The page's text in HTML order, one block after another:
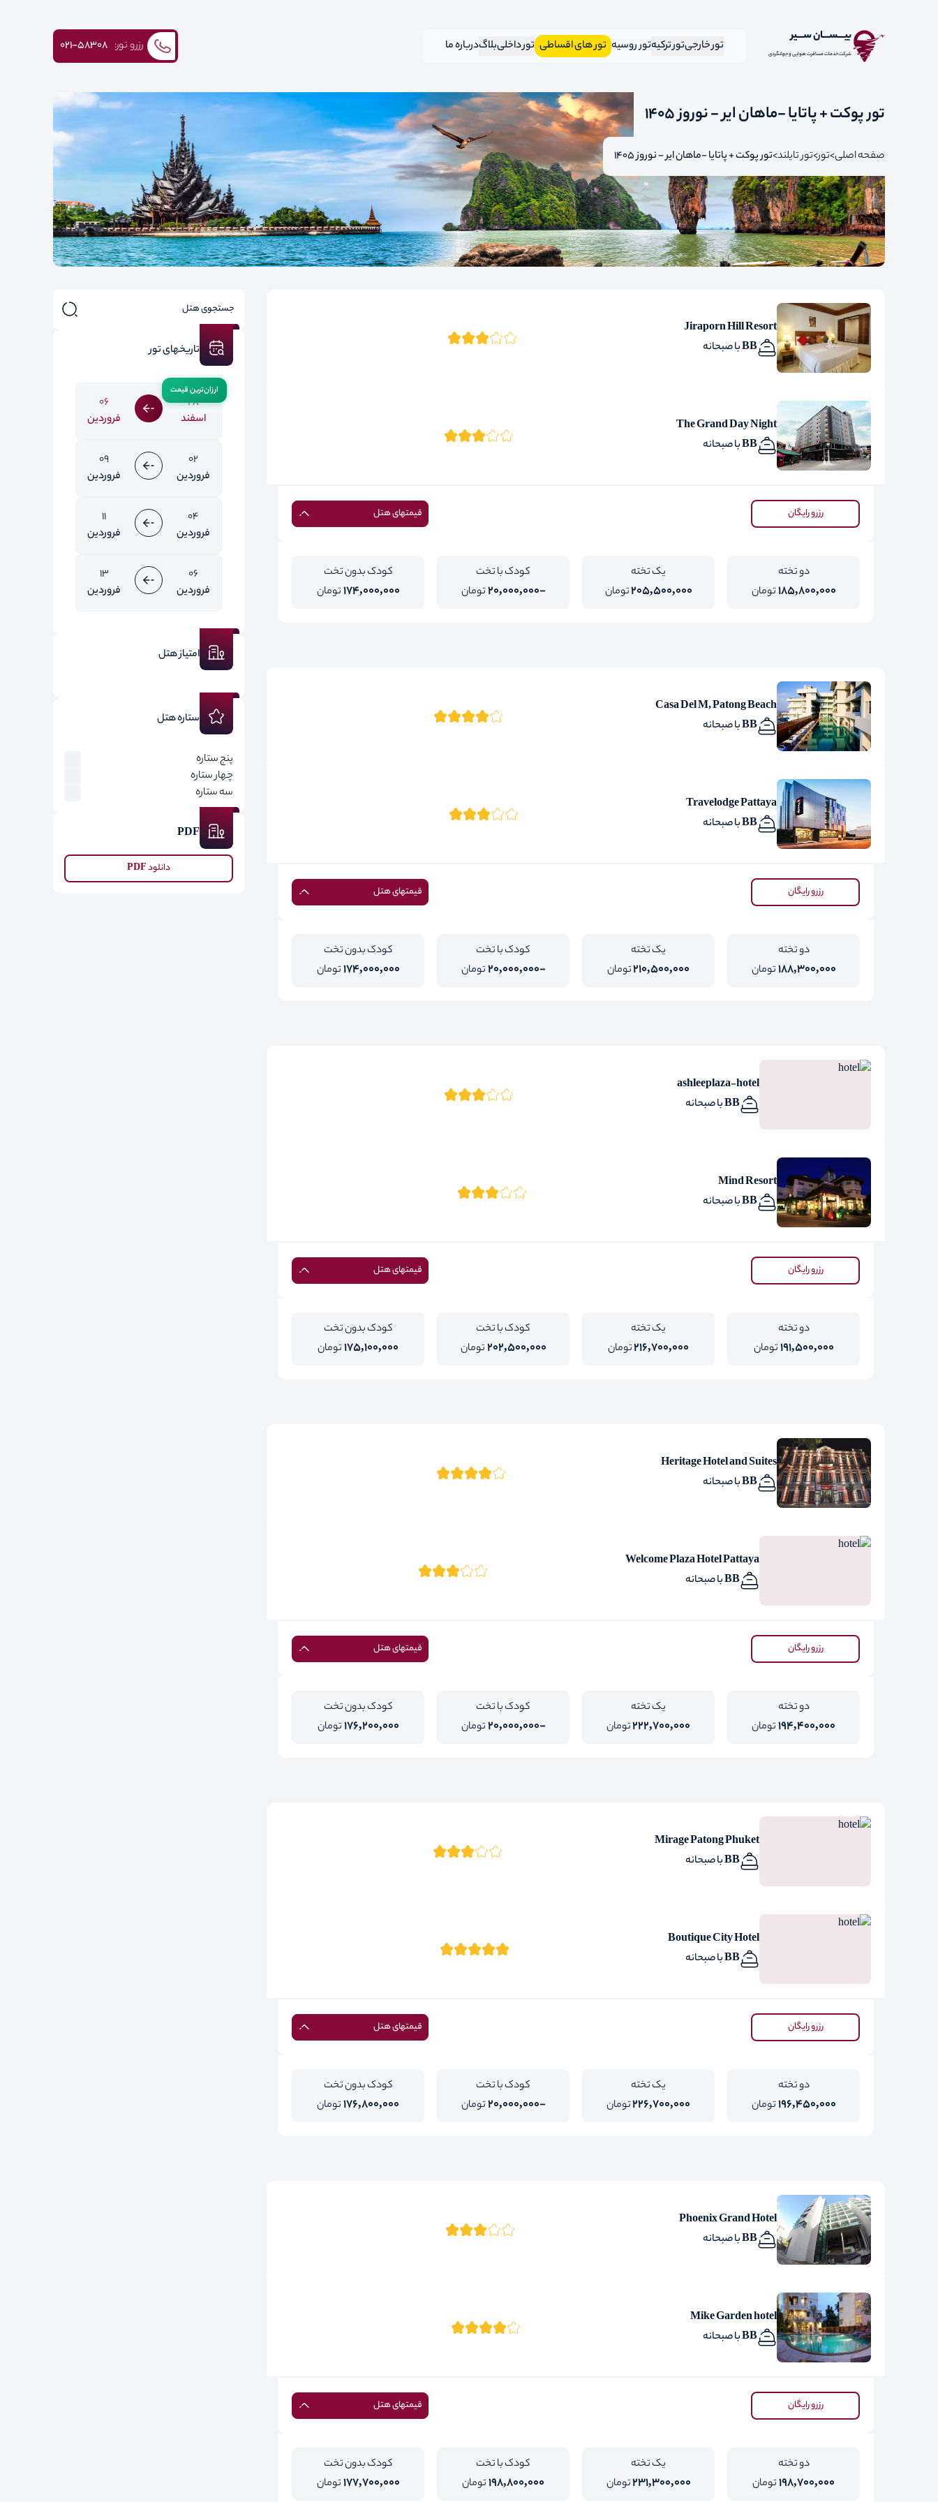
بیـــســـان ســـیر
شرکت خدمات مسافرت هوایی و جهانگردی تور خارجی تور ترکیهتور روسیه تور های اقساطی تور داخلیبلاگدرباره ما رزرو تور: ۰۲۱-58308
تور پوکت + پاتایا -ماهان ایر - نوروز 1405
صفحه اصلی تور تور تایلند تور پوکت + پاتایا -ماهان ایر - نوروز 1405
Jiraporn Hill Resort
BB با صبحانه
The Grand Day Night
BB با صبحانه
رزرو رایگان قیمتهای هتل
دو تخته
185,800,000تومان
یک تخته
205,500,000تومان
کودک با تخت
-20,000,000 تومان
کودک بدون تخت
174,000,000تومان
Casa Del M, Patong Beach
BB با صبحانه
Travelodge Pattaya
BB با صبحانه
رزرو رایگان قیمتهای هتل
دو تخته
188,300,000تومان
یک تخته
210,500,000تومان
کودک با تخت
-20,000,000 تومان
کودک بدون تخت
174,000,000تومان
ashleeplaza-hotel
BB با صبحانه
Mind Resort
BB با صبحانه
رزرو رایگان قیمتهای هتل
دو تخته
191,500,000تومان
یک تخته
216,700,000تومان
کودک با تخت
202,500,000تومان
کودک بدون تخت
175,100,000تومان
Heritage Hotel and Suites
BB با صبحانه
Welcome Plaza Hotel Pattaya
BB با صبحانه
رزرو رایگان قیمتهای هتل
دو تخته
194,400,000تومان
یک تخته
222,700,000تومان
کودک با تخت
-20,000,000 تومان
کودک بدون تخت
176,200,000تومان
Mirage Patong Phuket
BB با صبحانه
Boutique City Hotel
BB با صبحانه
رزرو رایگان قیمتهای هتل
دو تخته
196,450,000تومان
یک تخته
226,700,000تومان
کودک با تخت
-20,000,000 تومان
کودک بدون تخت
176,800,000تومان
Phoenix Grand Hotel
BB با صبحانه
Mike Garden hotel
BB با صبحانه
رزرو رایگان قیمتهای هتل
دو تخته
198,700,000تومان
یک تخته
231,300,000تومان
کودک با تخت
198,800,000تومان
کودک بدون تخت
177,700,000تومان
تاریخهای تور
28
اسفند
06
فروردین
02
فروردین
09
فروردین
04
فروردین
11
فروردین
06
فروردین
13
فروردین
امتیاز هتل
ستاره هتل
پنج ستاره
چهار ستاره
سه ستاره
PDF
دانلود PDF